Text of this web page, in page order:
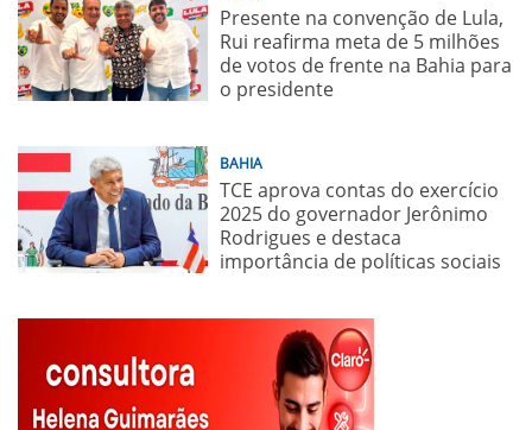
Presente na convenção de Lula,
Rui reafirma meta de 5 milhões
de votos de frente na Bahia para
o presidente
BAHIA
TCE aprova contas do exercício
2025 do governador Jerônimo
Rodrigues e destaca
importância de políticas sociais